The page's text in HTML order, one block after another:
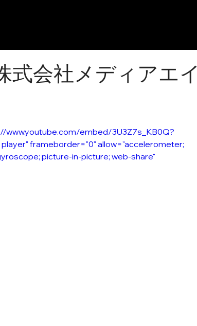
式会社メディアエイ
www.youtube.com/embed/3U3Z7s_KB0Q?
frameborder="0" allow="accelerometer;
picture-in-picture; web-share"